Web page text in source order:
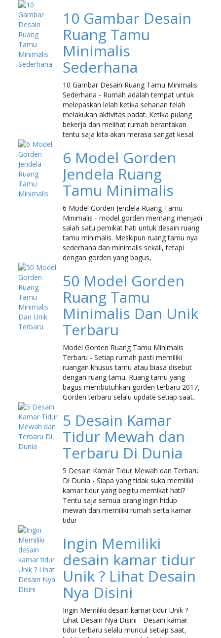
10 Gambar Desain
Ruang Tamu
Minimalis
Sederhana
10 Gambar Desain Ruang Tamu Minimalis
Sederhana - Rumah adalah tempat untuk
melepaskan lelah ketika seharian telah
melakukan aktivitas padat. Ketika pulang
bekerja dan melihat rumah berantakan
tentu saja kita akan merasa sangat kesal
6 Model Gorden
Jendela Ruang
Tamu Minimalis
6 Model Gorden Jendela Ruang Tamu
Minimalis - model gorden memang menjadi
salah satu pemikat hati untuk desain ruang
tamu minimalis. Meskipun ruang tamu nya
sederhana dan minimalis sekali, tetapi
dengan gorden yang bagus,
50 Model Gorden
Ruang Tamu
Minimalis Dan Unik
Terbaru
Model Gorden Ruang Tamu Minimalis
Terbaru - Setiap rumah pasti memiliki
ruangan khusus tamu atau biasa disebut
dengan ruang tamu. Ruang tamu yang
bagus membutuhkan gorden terbaru 2017,
Gorden terbaru selalu update setiap saat.
5 Desain Kamar
Tidur Mewah dan
Terbaru Di Dunia
5 Desain Kamar Tidur Mewah dan Terbaru
Di Dunia - Siapa yang tidak suka memiliki
kamar tidur yang begitu memikat hati?
Tentu saja semua orang ingin hidup
mewah dan memiliki rumah serta kamar
tidur
Ingin Memiliki
desain kamar tidur
Unik ? Lihat Desain
Nya Disini
Ingin Memiliki desain kamar tidur Unik ?
Lihat Desain Nya Disini - Desain kamar
tidur terbaru selalu muncul setiap saat,